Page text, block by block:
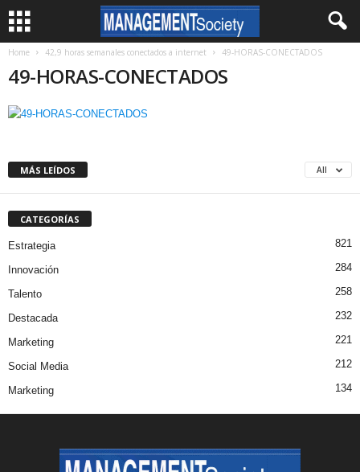
Home 42,9 horas semanales conectados a internet 49-HORAS-CONECTADOS
49-HORAS-CONECTADOS
MÁS LEÍDOS All
CATEGORÍAS
Estrategia 821
Innovación 284
Talento 258
Destacada 232
Marketing 221
Social Media 212
Marketing 134